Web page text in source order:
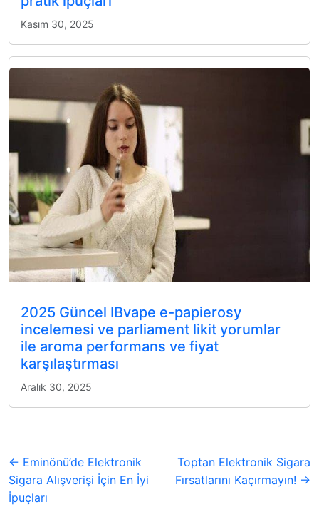
Kasım 30, 2025
2025 Güncel IBvape e-papierosy
incelemesi ve parliament likit yorumlar
ile aroma performans ve fiyat
karşılaştırması
Aralık 30, 2025
← Eminönü’de Elektronik
Sigara Alışverişi İçin En İyi
İpuçları
Toptan Elektronik Sigara
Fırsatlarını Kaçırmayın! →